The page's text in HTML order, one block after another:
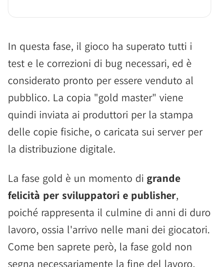
In questa fase, il gioco ha superato tutti i
test e le correzioni di bug necessari, ed è
considerato pronto per essere venduto al
pubblico. La copia "gold master" viene
quindi inviata ai produttori per la stampa
delle copie fisiche, o caricata sui server per
la distribuzione digitale.
La fase gold è un momento di grande
felicità per sviluppatori e publisher,
poiché rappresenta il culmine di anni di duro
lavoro, ossia l'arrivo nelle mani dei giocatori.
Come ben saprete però, la fase gold non
segna necessariamente la fine del lavoro,